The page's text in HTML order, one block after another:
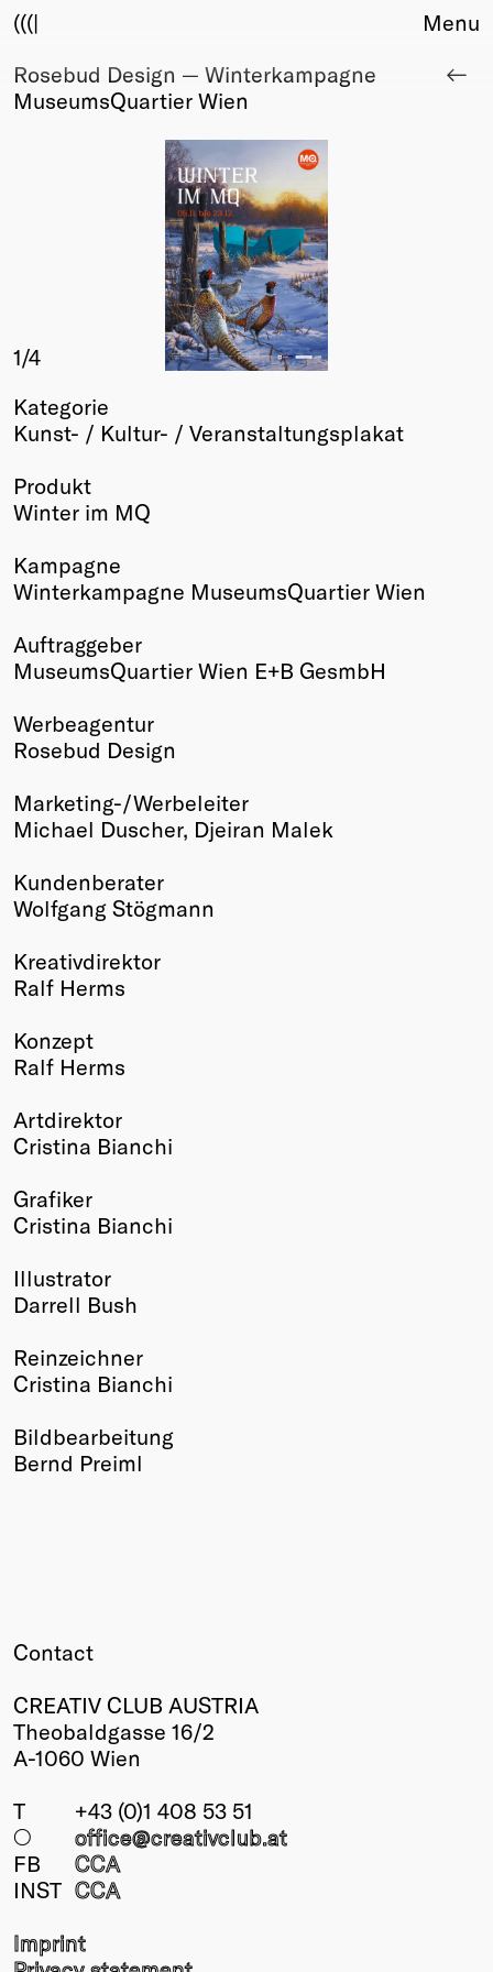
(((|
About
Club
Membership
Members
Young Creatives
Winners
Past
Annual
Menu
Rosebud Design — Winterkampagne
MuseumsQuartier Wien
1/4
Kategorie
Kunst- / Kultur- / Veranstaltungsplakat
Produkt
Winter im MQ
Kampagne
Winterkampagne MuseumsQuartier Wien
Auftraggeber
MuseumsQuartier Wien E+B GesmbH
Werbeagentur
Rosebud Design
Marketing-/Werbeleiter
Michael Duscher, Djeiran Malek
Kundenberater
Wolfgang Stögmann
Kreativdirektor
Ralf Herms
Konzept
Ralf Herms
Artdirektor
Cristina Bianchi
Grafiker
Cristina Bianchi
Illustrator
Darrell Bush
Reinzeichner
Cristina Bianchi
Bildbearbeitung
Bernd Preiml
Contact
CREATIV CLUB AUSTRIA
Theobaldgasse 16/2
A-1060 Wien
T
+43 (0)1 408 53 51
○
office@creativclub.at
FB
CCA
INST CCA
Imprint